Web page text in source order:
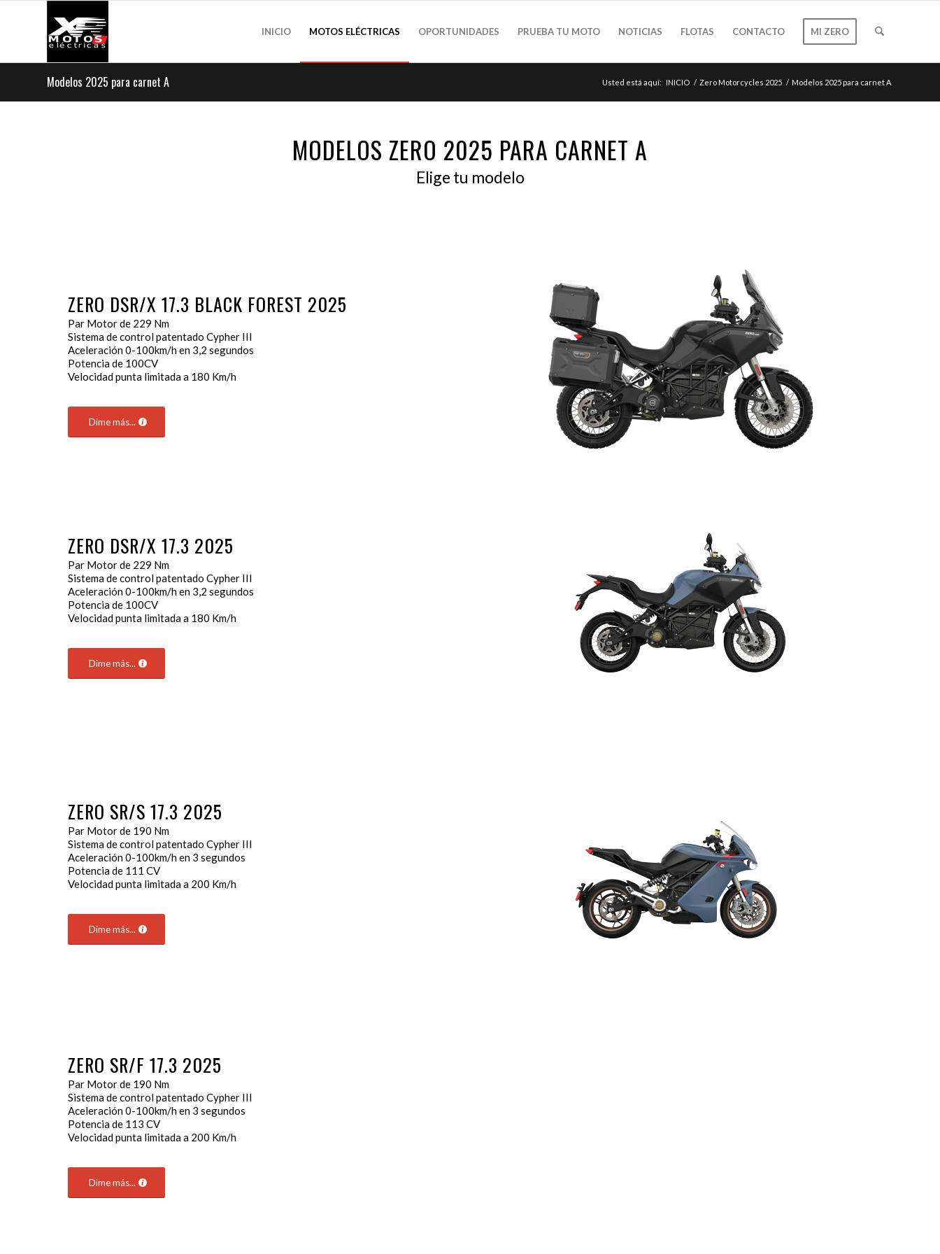
INICIO MOTOS ELÉCTRICAS OPORTUNIDADES PRUEBA TU MOTO NOTICIAS FLOTAS CONTACTO MI ZERO
Modelos 2025 para carnet A Usted está aquí: INICIO / Zero Motorcycles 2025 / Modelos 2025 para carnet A
MODELOS ZERO 2025 PARA CARNET A
Elige tu modelo
ZERO DSR/X 17.3 BLACK FOREST 2025
Par Motor de 229 Nm
Sistema de control patentado Cypher III
Aceleración 0-100km/h en 3,2 segundos
Potencia de 100CV
Velocidad punta limitada a 180 Km/h
Dime más...
ZERO DSR/X 17.3 2025
Par Motor de 229 Nm
Sistema de control patentado Cypher III
Aceleración 0-100km/h en 3,2 segundos
Potencia de 100CV
Velocidad punta limitada a 180 Km/h
Dime más...
ZERO SR/S 17.3 2025
Par Motor de 190 Nm
Sistema de control patentado Cypher III
Aceleración 0-100km/h en 3 segundos
Potencia de 111 CV
Velocidad punta limitada a 200 Km/h
Dime más...
ZERO SR/F 17.3 2025
Par Motor de 190 Nm
Sistema de control patentado Cypher III
Aceleración 0-100km/h en 3 segundos
Potencia de 113 CV
Velocidad punta limitada a 200 Km/h
Dime más...